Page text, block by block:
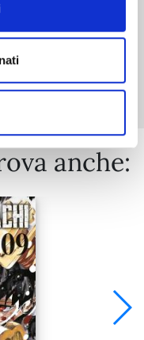
anche: